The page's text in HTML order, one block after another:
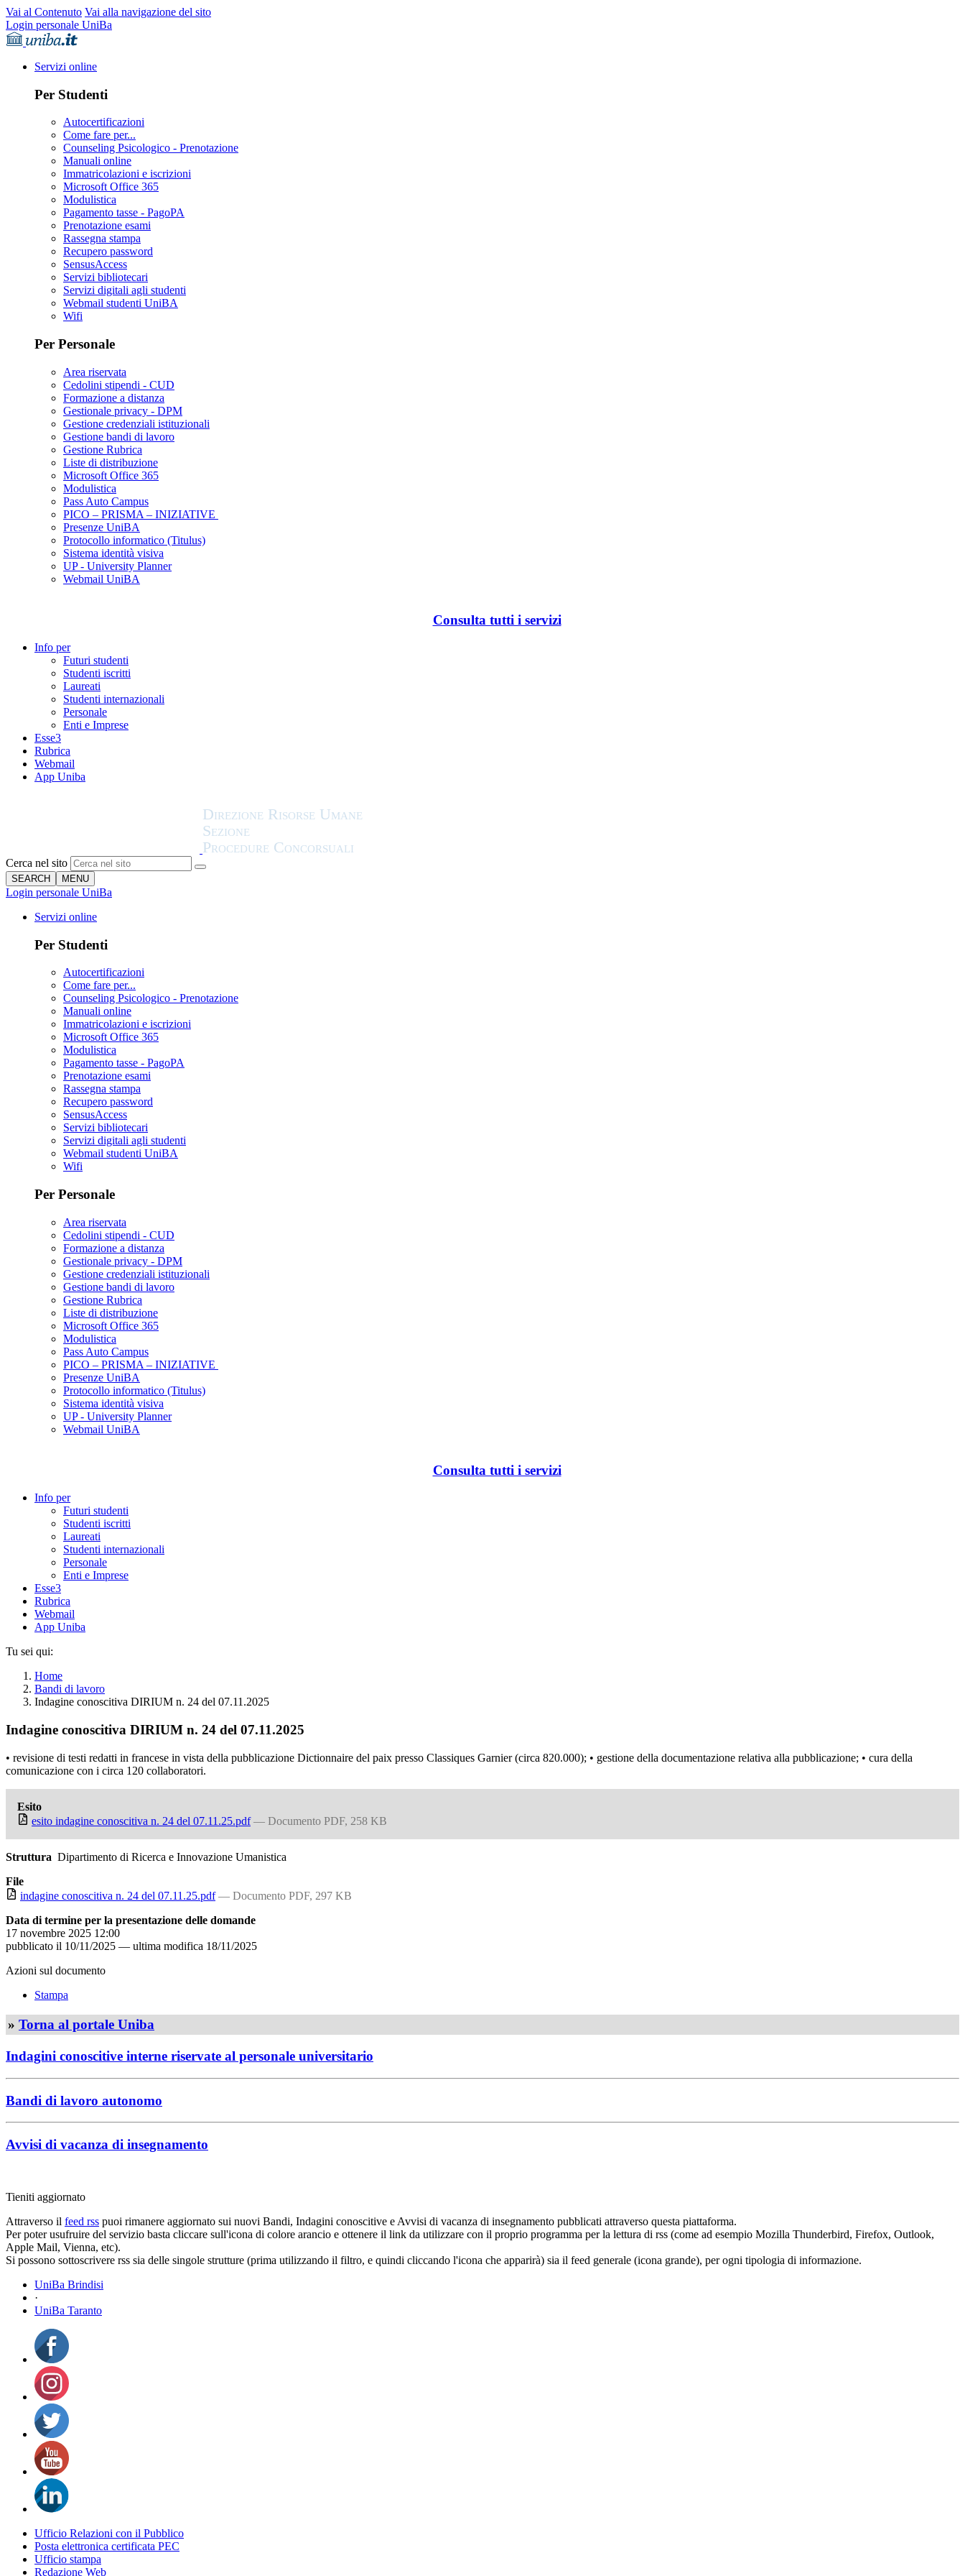
Vai al Contenuto Vai alla navigazione del sito
Login personale UniBa
Servizi online
Per Studenti
Autocertificazioni
Come fare per...
Counseling Psicologico - Prenotazione
Manuali online
Immatricolazioni e iscrizioni
Microsoft Office 365
Modulistica
Pagamento tasse - PagoPA
Prenotazione esami
Rassegna stampa
Recupero password
SensusAccess
Servizi bibliotecari
Servizi digitali agli studenti
Webmail studenti UniBA
Wifi
Per Personale
Area riservata
Cedolini stipendi - CUD
Formazione a distanza
Gestionale privacy - DPM
Gestione credenziali istituzionali
Gestione bandi di lavoro
Gestione Rubrica
Liste di distribuzione
Microsoft Office 365
Modulistica
Pass Auto Campus
PICO – PRISMA – INIZIATIVE
Presenze UniBA
Protocollo informatico (Titulus)
Sistema identità visiva
UP - University Planner
Webmail UniBA
Consulta tutti i servizi
Info per
Futuri studenti
Studenti iscritti
Laureati
Studenti internazionali
Personale
Enti e Imprese
Esse3
Rubrica
Webmail
App Uniba
Cerca nel sito
SEARCH MENU
Login personale UniBa
Servizi online
Per Studenti
Autocertificazioni
Come fare per...
Counseling Psicologico - Prenotazione
Manuali online
Immatricolazioni e iscrizioni
Microsoft Office 365
Modulistica
Pagamento tasse - PagoPA
Prenotazione esami
Rassegna stampa
Recupero password
SensusAccess
Servizi bibliotecari
Servizi digitali agli studenti
Webmail studenti UniBA
Wifi
Per Personale
Area riservata
Cedolini stipendi - CUD
Formazione a distanza
Gestionale privacy - DPM
Gestione credenziali istituzionali
Gestione bandi di lavoro
Gestione Rubrica
Liste di distribuzione
Microsoft Office 365
Modulistica
Pass Auto Campus
PICO – PRISMA – INIZIATIVE
Presenze UniBA
Protocollo informatico (Titulus)
Sistema identità visiva
UP - University Planner
Webmail UniBA
Consulta tutti i servizi
Info per
Futuri studenti
Studenti iscritti
Laureati
Studenti internazionali
Personale
Enti e Imprese
Esse3
Rubrica
Webmail
App Uniba
Tu sei qui:
Home
Bandi di lavoro
Indagine conoscitiva DIRIUM n. 24 del 07.11.2025
Indagine conoscitiva DIRIUM n. 24 del 07.11.2025
• revisione di testi redatti in francese in vista della pubblicazione Dictionnaire del paix presso Classiques Garnier (circa 820.000); • gestione della documentazione relativa alla pubblicazione; • cura della
comunicazione con i circa 120 collaboratori.
Esito
esito indagine conoscitiva n. 24 del 07.11.25.pdf — Documento PDF, 258 KB
Struttura Dipartimento di Ricerca e Innovazione Umanistica
File
indagine conoscitiva n. 24 del 07.11.25.pdf — Documento PDF, 297 KB
Data di termine per la presentazione delle domande
17 novembre 2025 12:00
pubblicato il 10/11/2025 — ultima modifica 18/11/2025
Azioni sul documento
Stampa
» Torna al portale Uniba
Indagini conoscitive interne riservate al personale universitario
Bandi di lavoro autonomo
Avvisi di vacanza di insegnamento
Tieniti aggiornato
Attraverso il feed rss puoi rimanere aggiornato sui nuovi Bandi, Indagini conoscitive e Avvisi di vacanza di insegnamento pubblicati attraverso questa piattaforma.
Per poter usufruire del servizio basta cliccare sull'icona di colore arancio e ottenere il link da utilizzare con il proprio programma per la lettura di rss (come ad esempio Mozilla Thunderbird, Firefox, Outlook,
Apple Mail, Vienna, etc).
Si possono sottoscrivere rss sia delle singole strutture (prima utilizzando il filtro, e quindi cliccando l'icona che apparirà) sia il feed generale (icona grande), per ogni tipologia di informazione.
UniBa Brindisi
·
UniBa Taranto
Ufficio Relazioni con il Pubblico
Posta elettronica certificata PEC
Ufficio stampa
Redazione Web